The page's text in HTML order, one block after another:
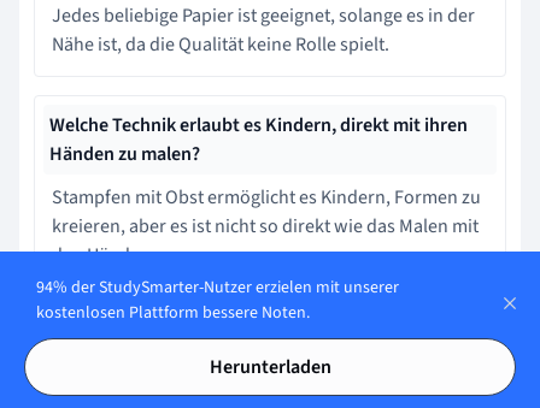
Jedes beliebige Papier ist geeignet, solange es in der
Nähe ist, da die Qualität keine Rolle spielt.
Welche Technik erlaubt es Kindern, direkt mit ihren
Händen zu malen?
Stampfen mit Obst ermöglicht es Kindern, Formen zu
kreieren, aber es ist nicht so direkt wie das Malen mit
den Händen.
Welche Technik ermöglicht es Kindern, lebendige
Farben zu erstellen?
94% der StudySmarter-Nutzer erzielen mit unserer
kostenlosen Plattform bessere Noten.
Herunterladen